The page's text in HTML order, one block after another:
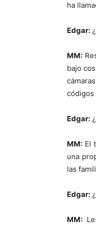
ha
Edgar:
MM:
bajo
códigos
Edgar:
MM: El
una
las
Edgar:
MM: